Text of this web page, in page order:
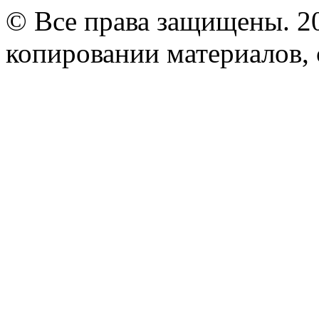
© Все права защищены.
копировании материалов,